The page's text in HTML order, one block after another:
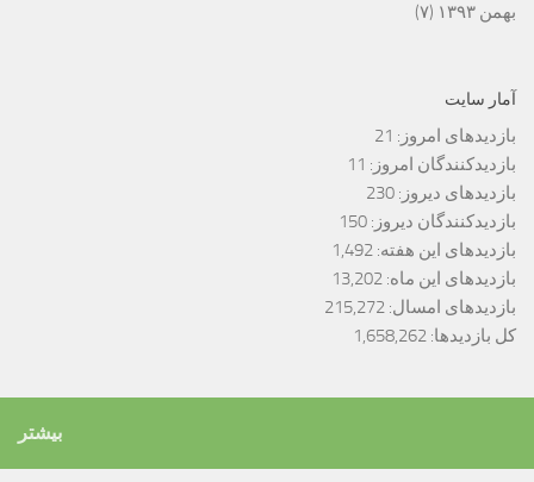
بهمن ۱۳۹۳
(۷)
آمار سایت
بازدیدهای امروز: 21
بازدیدکنندگان امروز: 11
بازدیدهای دیروز: 230
بازدیدکنندگان دیروز: 150
بازدیدهای این هفته: 1,492
بازدیدهای این ماه: 13,202
بازدیدهای امسال: 215,272
کل بازدیدها: 1,658,262
بیشتر